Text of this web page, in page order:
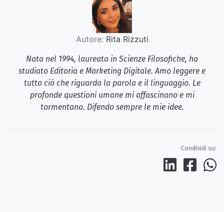
Autore: Rita Rizzuti
Nata nel 1994, laureata in Scienze Filosofiche, ho
studiato Editoria e Marketing Digitale. Amo leggere e
tutto ciò che riguarda la parola e il linguaggio. Le
profonde questioni umane mi affascinano e mi
tormentano. Difendo sempre le mie idee.
Condividi su: